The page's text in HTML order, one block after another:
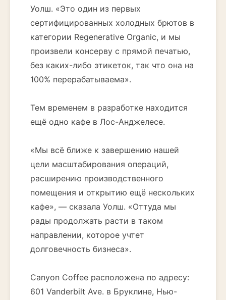
Уолш. «Это один из первых
сертифицированных холодных брютов в
категории Regenerative Organic, и мы
произвели консерву с прямой печатью,
без каких-либо этикеток, так что она на
100% перерабатываема».
Тем временем в разработке находится
ещё одно кафе в Лос-Анджелесе.
«Мы всё ближе к завершению нашей
цели масштабирования операций,
расширению производственного
помещения и открытию ещё нескольких
кафе», — сказала Уолш. «Оттуда мы
рады продолжать расти в таком
направлении, которое учтет
долговечность бизнеса».
Canyon Coffee расположена по адресу:
601 Vanderbilt Ave. в Бруклине, Нью-